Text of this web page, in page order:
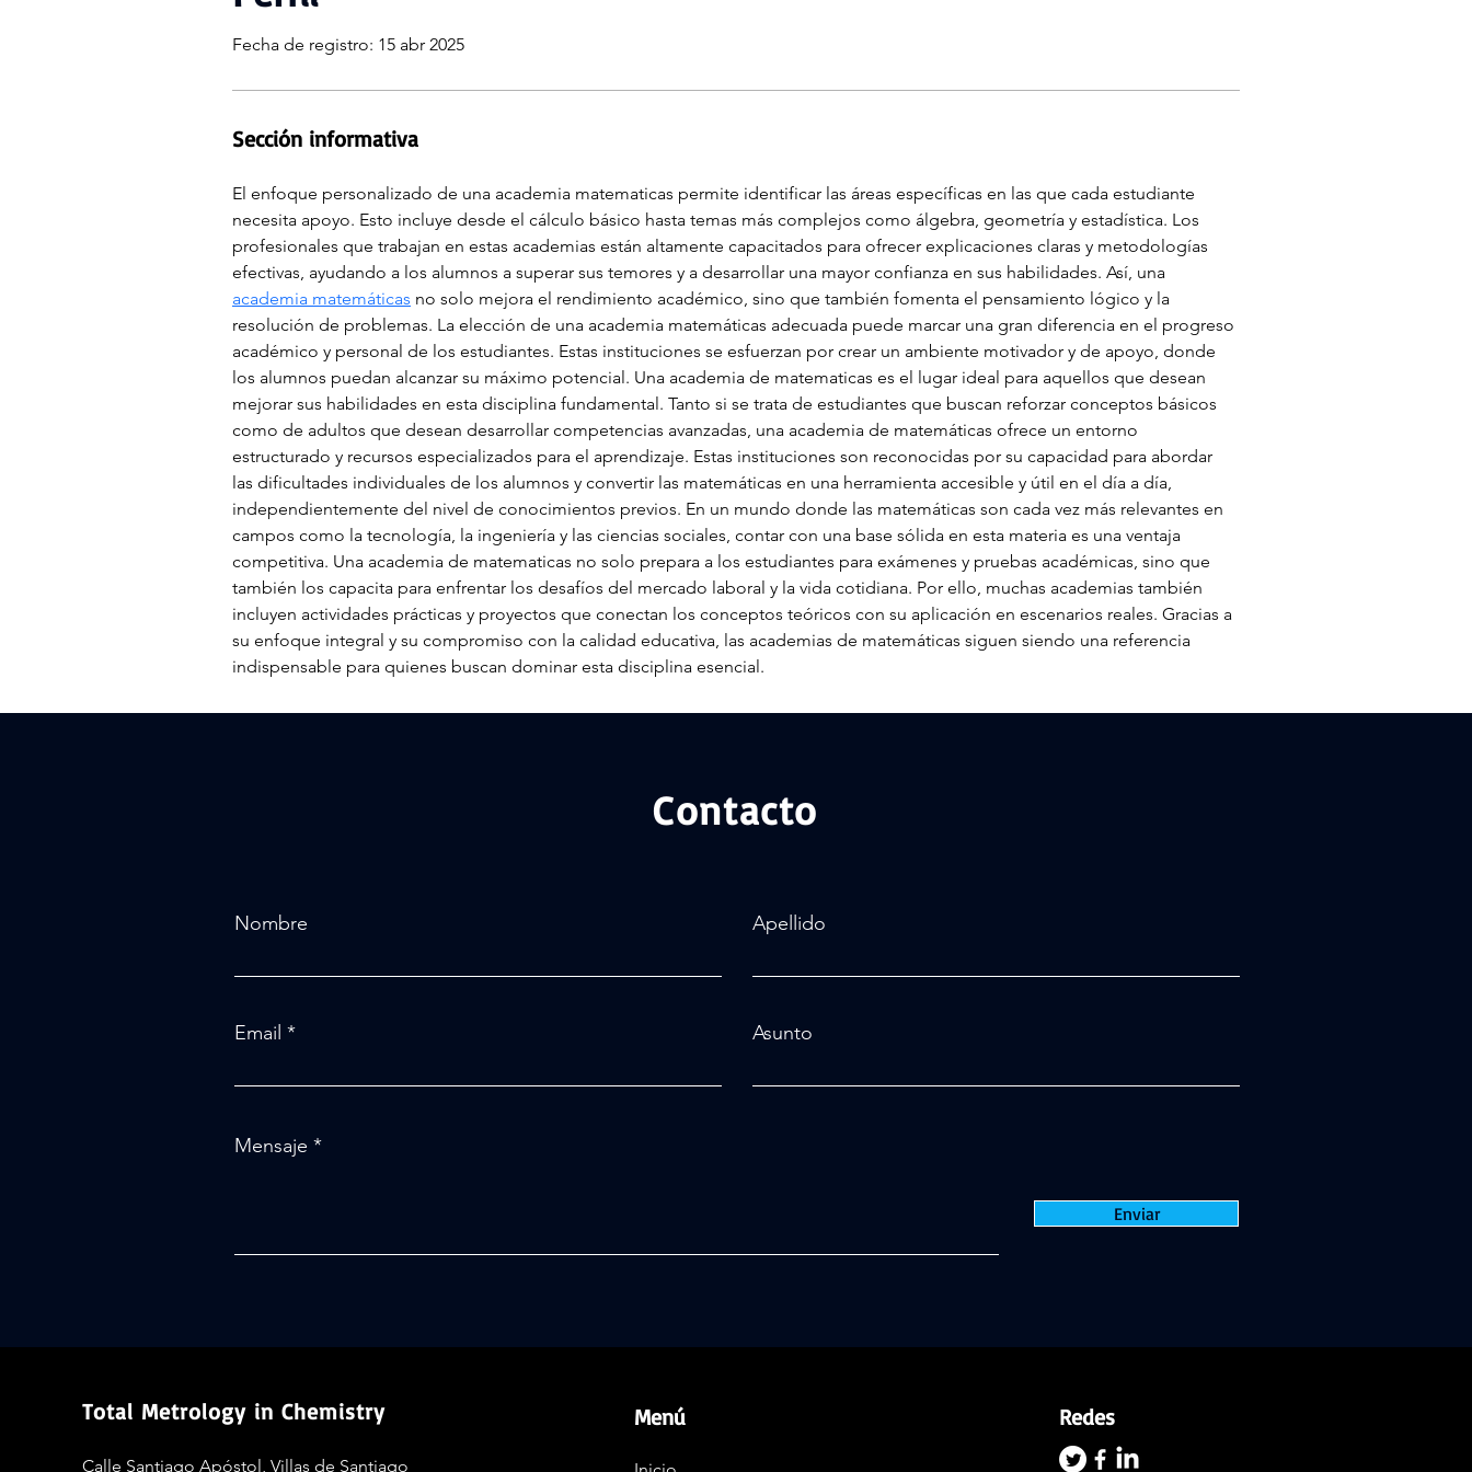
Fecha de registro: 15 abr 2025
Sección informativa
El enfoque personalizado de una academia matematicas permite identificar las áreas específicas en las que cada estudiante
necesita apoyo. Esto incluye desde el cálculo básico hasta temas más complejos como álgebra, geometría y estadística. Los
profesionales que trabajan en estas academias están altamente capacitados para ofrecer explicaciones claras y metodologías
efectivas, ayudando a los alumnos a superar sus temores y a desarrollar una mayor confianza en sus habilidades. Así, una
academia matemáticas no solo mejora el rendimiento académico, sino que también fomenta el pensamiento lógico y la
resolución de problemas. La elección de una academia matemáticas adecuada puede marcar una gran diferencia en el progreso
académico y personal de los estudiantes. Estas instituciones se esfuerzan por crear un ambiente motivador y de apoyo, donde
los alumnos puedan alcanzar su máximo potencial. Una academia de matematicas es el lugar ideal para aquellos que desean
mejorar sus habilidades en esta disciplina fundamental. Tanto si se trata de estudiantes que buscan reforzar conceptos básicos
como de adultos que desean desarrollar competencias avanzadas, una academia de matemáticas ofrece un entorno
estructurado y recursos especializados para el aprendizaje. Estas instituciones son reconocidas por su capacidad para abordar
las dificultades individuales de los alumnos y convertir las matemáticas en una herramienta accesible y útil en el día a día,
independientemente del nivel de conocimientos previos. En un mundo donde las matemáticas son cada vez más relevantes en
campos como la tecnología, la ingeniería y las ciencias sociales, contar con una base sólida en esta materia es una ventaja
competitiva. Una academia de matematicas no solo prepara a los estudiantes para exámenes y pruebas académicas, sino que
también los capacita para enfrentar los desafíos del mercado laboral y la vida cotidiana. Por ello, muchas academias también
incluyen actividades prácticas y proyectos que conectan los conceptos teóricos con su aplicación en escenarios reales. Gracias a
su enfoque integral y su compromiso con la calidad educativa, las academias de matemáticas siguen siendo una referencia
indispensable para quienes buscan dominar esta disciplina esencial.
Contacto
Nombre Apellido
Email Asunto
Mensaje
Enviar
Total Metrology in Chemistry
Calle Santiago Apóstol, Villas de Santiago
Menú Redes